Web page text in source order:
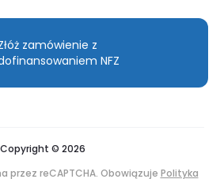
zamówienie z
NFZ
Copyright © 2026
przez reCAPTCHA. Obowiązuje Polityka